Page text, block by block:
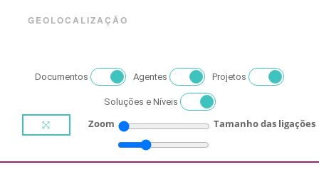
GEOLOCALIZAÇÃO
Documentos Agentes Projetos
Soluções e Níveis
Zoom Tamanho das ligações